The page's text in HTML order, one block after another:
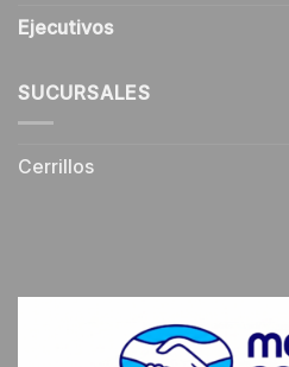
Ejecutivos
SUCURSALES
Cerrillos